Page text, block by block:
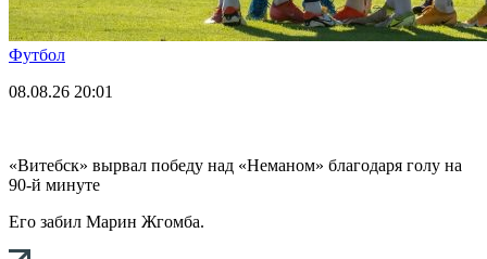
Футбол
08.08.26 20:01
«Витебск» вырвал победу над «Неманом» благодаря голу на
90-й минуте
Его забил Марин Жгомба.